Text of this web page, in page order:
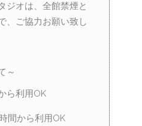
ジオは、全館禁煙と
、ご協力お願い致し
～
ら利用OK
間から利用OK